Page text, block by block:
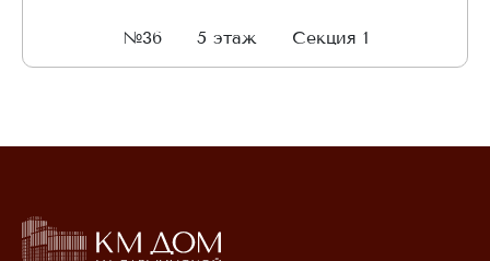
№36 5 этаж Секция 1